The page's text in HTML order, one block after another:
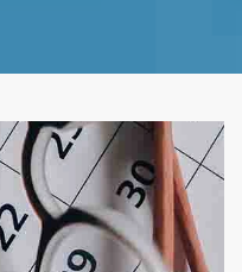
قلوبال لرعاية العين ضعف نظر